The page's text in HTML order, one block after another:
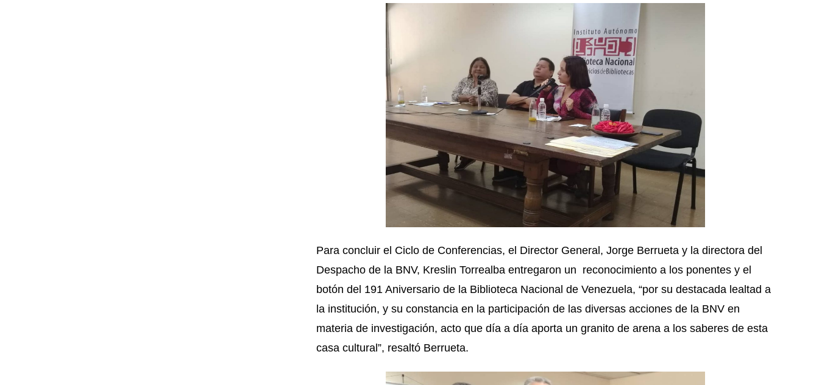
Para concluir el Ciclo de Conferencias, el Director General, Jorge Berrueta y la directora del
Despacho de la BNV, Kreslin Torrealba entregaron un reconocimiento a los ponentes y el
botón del 191 Aniversario de la Biblioteca Nacional de Venezuela, “por su destacada lealtad a
la institución, y su constancia en la participación de las diversas acciones de la BNV en
materia de investigación, acto que día a día aporta un granito de arena a los saberes de esta
casa cultural”, resaltó Berrueta.